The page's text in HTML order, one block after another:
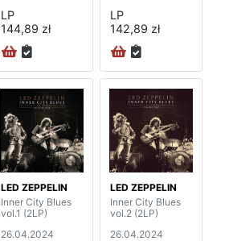
LP
144,89 zł
LP
142,89 zł
LED ZEPPELIN
Inner City Blues
vol.1 (2LP)
26.04.2024
LED ZEPPELIN
Inner City Blues
vol.2 (2LP)
26.04.2024